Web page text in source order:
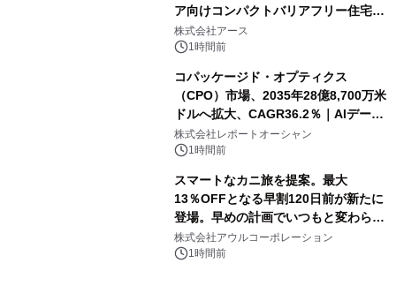
ア向けコンパクトバリアフリー住宅が
誕生
株式会社アース
1時間前
コパッケージド・オプティクス
（CPO）市場、2035年28億8,700万米
ドルへ拡大、CAGR36.2％｜AIデータ
センター・高速光通信需要が成長を加
速
株式会社レポートオーシャン
1時間前
スマートなカニ旅を提案。最大
13％OFFとなる早割120日前が新たに
登場。早めの計画でいつもと変わらぬ
大人の冬旅を。ー夕日ヶ浦温泉「佳松
苑 別邸ふうか」ー
株式会社アウルコーポレーション
1時間前